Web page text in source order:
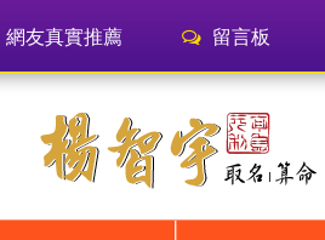
網友真實推薦 留言板